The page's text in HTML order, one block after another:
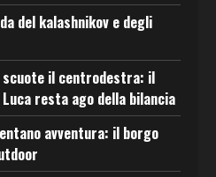
del kalashnikov e degli
scuote il centrodestra: il
resta ago della bilancia
avventura: il borgo